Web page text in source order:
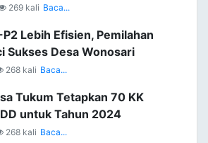
269 kali Baca...
Lebih Efisien, Pemilahan
Sukses Desa Wonosari
268 kali Baca...
Tukum Tetapkan 70 KK
untuk Tahun 2024
268 kali Baca...